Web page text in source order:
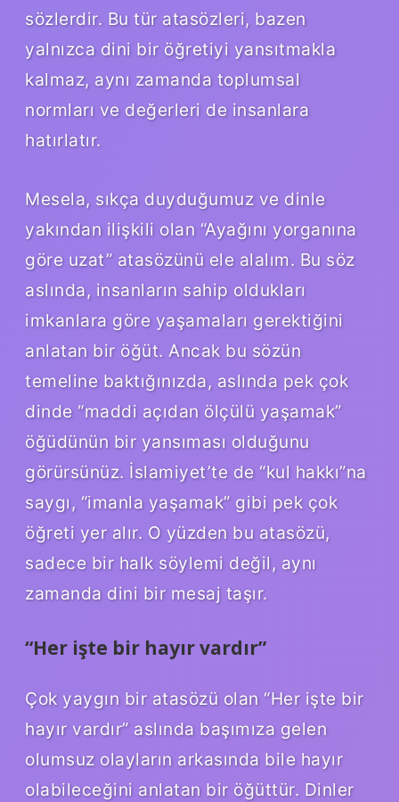
sözlerdir. Bu tür atasözleri, bazen
yalnızca dini bir öğretiyi yansıtmakla
kalmaz, aynı zamanda toplumsal
normları ve değerleri de insanlara
hatırlatır.
Mesela, sıkça duyduğumuz ve dinle
yakından ilişkili olan “Ayağını yorganına
göre uzat” atasözünü ele alalım. Bu söz
aslında, insanların sahip oldukları
imkanlara göre yaşamaları gerektiğini
anlatan bir öğüt. Ancak bu sözün
temeline baktığınızda, aslında pek çok
dinde “maddi açıdan ölçülü yaşamak”
öğüdünün bir yansıması olduğunu
görürsünüz. İslamiyet’te de “kul hakkı”na
saygı, “imanla yaşamak” gibi pek çok
öğreti yer alır. O yüzden bu atasözü,
sadece bir halk söylemi değil, aynı
zamanda dini bir mesaj taşır.
“Her işte bir hayır vardır”
Çok yaygın bir atasözü olan “Her işte bir
hayır vardır” aslında başımıza gelen
olumsuz olayların arkasında bile hayır
olabileceğini anlatan bir öğüttür. Dinler